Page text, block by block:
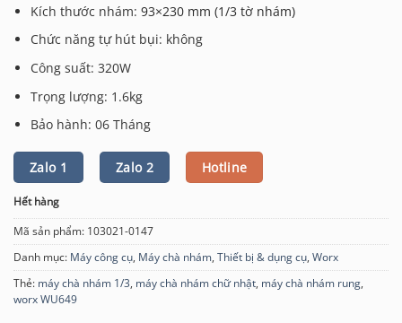
Kích thước nhám: 93×230 mm (1/3 tờ nhám)
Chức năng tự hút bụi: không
Công suất: 320W
Trọng lượng: 1.6kg
Bảo hành: 06 Tháng
Zalo 1 Zalo 2 Hotline
Hết hàng
Mã sản phẩm: 103021-0147
Danh mục: Máy công cụ, Máy chà nhám, Thiết bị & dụng cụ, Worx
Thẻ: máy chà nhám 1/3, máy chà nhám chữ nhật, máy chà nhám rung,
worx WU649